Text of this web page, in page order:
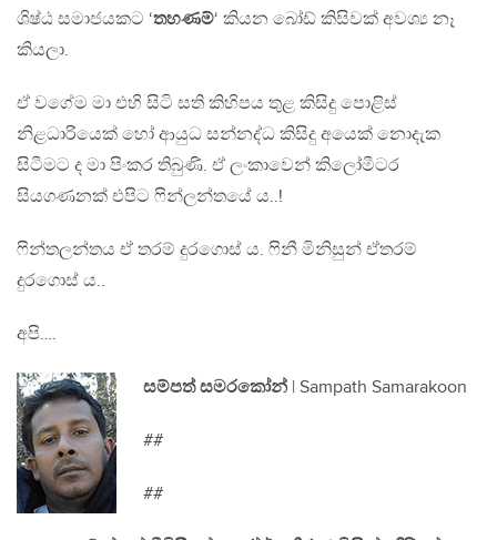
ශිෂ්ඨ සමාජයකට ‘තහණම්‘ කියන බෝඩ් කිසිවක් අවශ්‍ය නෑ
කියලා.
ඒ වගේම මා එහි සිටි සති කිහිපය තුළ කිසිදු පොළිස්
නිළධාරියෙක් හෝ ආයුධ සන්නද්ධ කිසිදු අයෙක් නොදැක
සිටීමට ද මා පිංකර තිබුණි. ඒ ලංකාවෙන් කිලෝමීටර
සියගණනක් එපිට ෆින්ලන්තයේ ය..!
ෆින්තලන්තය ඒ තරම් දුරගොස් ය. ෆිනී මිනිසුන් ඒතරම්
දුරගොස් ය..
අපි….
සම්පත් සමරකෝන් | Sampath Samarakoon
##
##